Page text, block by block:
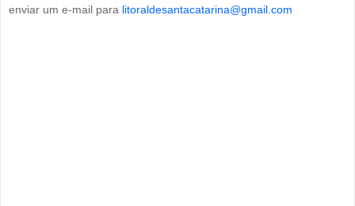
enviar um e-mail para litoraldesantacatarina@gmail.com